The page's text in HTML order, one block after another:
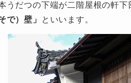
うだつの下端が二階屋根の軒下
で）壁」
といいます。